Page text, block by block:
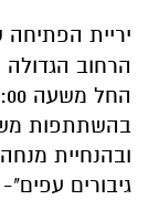
יריית
בהשתתפות
ובהנחיית
גיבורים